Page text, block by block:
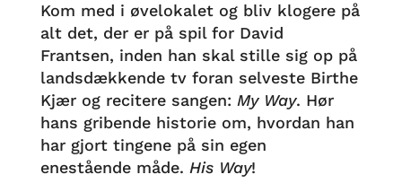
Kom med i øvelokalet og bliv klogere på
alt det, der er på spil for David
Frantsen, inden han skal stille sig op på
landsdækkende tv foran selveste Birthe
Kjær og recitere sangen: My Way. Hør
hans gribende historie om, hvordan han
har gjort tingene på sin egen
enestående måde. His Way!